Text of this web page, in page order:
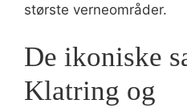
største verneområder.
De ikoniske
Klatring og